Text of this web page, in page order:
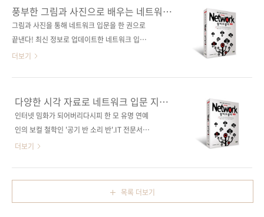
있어서 가장 중요한 것이 인프라 기술 전반의 구
조와 개념 파악이라고 할 수 있습니다. 이렇듯 그
무엇보다 구조와 개념 파악이 가장 중요한..
글북스] [리디북스] [알라딘] [예스이십사] [인터
파크] 출판사 제이펍원출판사 リックテレコム
원서명 15Stepで習得 Dockerから入る
まで(원서 ISBN: 9784865941616)저자명 타
카라 마호역자명 이동규출판일 2020년 10월
의 클라우드 시리즈 20)판 형 (188*245*28.8)
제 본 무선(soft cover)정 가 34,000원ISBN
979-11-90..
풍부한 그림과 사진으로 배우는 네트워크
쉽게 더 쉽게(제4판)
그림과 사진을 통해 네트워크 입문을 한 권으로
끝낸다! 최신 정보로 업데이트한 네트워크 입문
베스트셀러! 도서구매 사이트(가나다순)[교보문
순)[교보문고] [구글북스] [리디북스] [알라딘]
[예스이십사] [인터파크] 출판사 제이펍원출판사
소프트뱅크 크리에이티브원서명 ネットワーク
9784797394474)저자명 미카미 노부오역자명
박상욱출판일 2020년 1월 13일페이지 296쪽
판 형 크라운판 변형(170*225*18.8)제 본 무선
(soft cover)정 가 25,000원ISBN 979-11-
더보기
다양한 시각 자료로 네트워크 입문 지식을
확실히 내 것으로!
인터넷 밈화가 되어버리다시피 한 모 유명 연예
인의 보컬 철학인 '공기 반 소리 반'.IT 전문서에
서도 이와 유사한, '그림 반 텍스트 반'의 콘셉트
트셀러로 판매되고 있는 [ネットワーク超入門
講座 第4版]의 번역서인 [네트워크 쉽게, 더 쉽
더보기
목록 더보기